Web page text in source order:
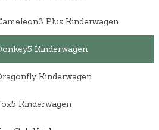
Plus Kinderwagen
Kinderwagen
Kinderwagen
Kinderwagen